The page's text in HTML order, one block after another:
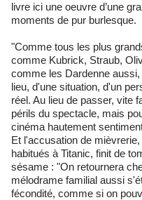
livre ici une oeuvre d’une
moments de pur burlesque.
"Comme tous les plus
comme Kubrick, Straub,
comme les Dardenne
lieu, d'une situation, d'un
réel. Au lieu de passer, vite
périls du spectacle, mais
cinéma hautement
Et l'accusation de
habitués à Titanic, finit de
sésame : "On retournera
mélodrame familial aussi
fécondité, comme si on